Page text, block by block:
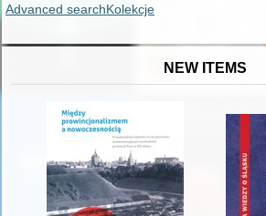
Advanced searchKolekcje
NEW ITEMS